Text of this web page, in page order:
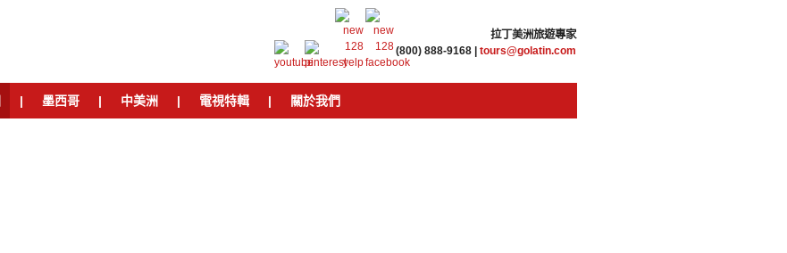
拉丁美洲旅遊專家
(800) 888-9168 | tours@golatin.com
| 墨西哥 | 中美洲 | 電視特輯 | 關於我們